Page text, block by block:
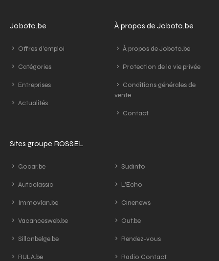
Joboto.be
Offres d'emploi
Catégories
Entreprises
Actualités
À propos de Joboto.be
À propos de Joboto.be
Protection de la vie privée
Conditions générales de
vente
Contact
Sites groupe ROSSEL
Gocar.be
Autoclassic
Immovlan.be
Vacancesweb.be
Sillonbelge.be
RULA.be
Sudinfo
L'Echo
Cinenews
Out.be
Rendez-vous
Radio Contact